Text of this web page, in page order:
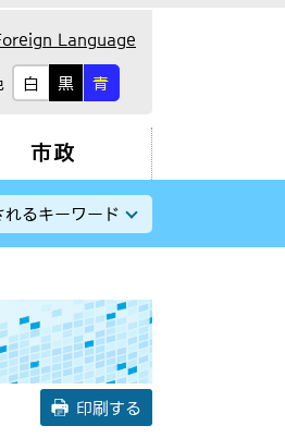
Language
白 黒 青
市政
れるキーワード
印刷する